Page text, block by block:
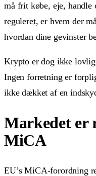
må frit købe, eje, handle
reguleret, er hvem der
hvordan dine gevinster
Krypto er dog ikke
Ingen forretning er
ikke dækket af en
Markedet er
MiCA
EU’s MiCA-forordning